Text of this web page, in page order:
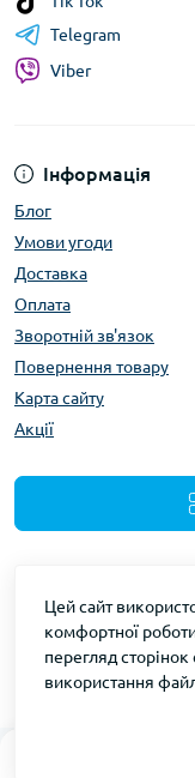
Інформація
Блог
Умови угоди
Доставка
Оплата
Зворотній зв'язок
Повернення товару
Карта сайту
Акції
Telegram
Viber
Цей сайт
комфортної
перегляд
використання